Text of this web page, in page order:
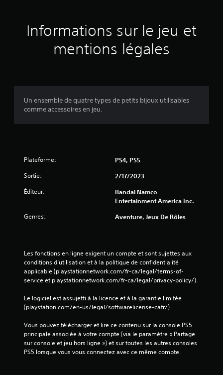
é
l
u
Informations sur le jeu et
mentions légales
Un ensemble de quatre types de petits bijoux utilisables
comme accessoires en jeu.
Plateforme: PS4, PS5
Sortie: 2/17/2023
Éditeur:
Bandai Namco
Entertainment America Inc.
Genres: Aventure, Jeux De Rôles
Les fonctions en ligne exigent un compte et sont sujettes aux
conditions d’utilisation et à la politique de confidentialité
applicable (playstationnetwork.com/fr-ca/legal/terms-of-
service et playstationnetwork.com/fr-ca/legal/privacy-policy/).
Le logiciel est assujetti à la licence et à la garantie limitée
(playstation.com/en-us/legal/softwarelicense-cafr/).
Vous pouvez télécharger et lire ce contenu sur la console PS5
principale associée à votre compte (via le paramètre « Partage
sur console et jeu hors ligne ») et sur toutes les autres consoles
PS5 lorsque vous vous connectez avec ce même compte.